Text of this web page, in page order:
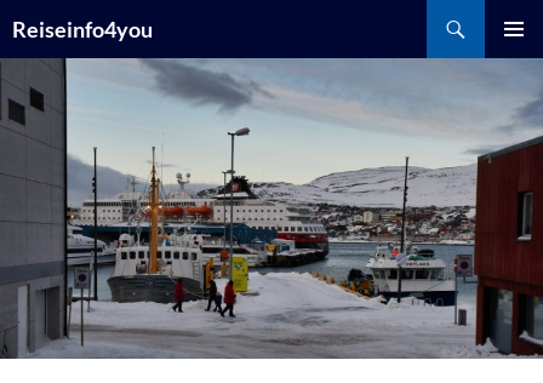
Inhalt
springen
Reiseinfo4you